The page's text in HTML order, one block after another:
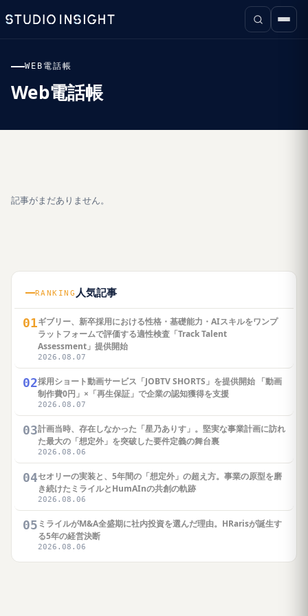
WEB電話帳
Web電話帳
記事がまだありません。
RANKING 人気記事
01ギブリー、新卒採用における性格・基礎能力・AIスキルをワンプ
ラットフォームで評価する適性検査「Track Talent
Assessment」提供開始
2026.08.07
02採用ショート動画サービス「JOBTV SHORTS」を提供開始 「動画
制作費0円」×「再生保証」で企業の認知獲得を支援
2026.08.07
03計画当時、存在しなかった「星乃ありす」。堅実な事業計画に訪れ
た最大の「想定外」を突破した要件定義の舞台裏
2026.08.06
04セオリーの実装と、5年間の「想定外」の超え方。事業の原型を磨
き続けたミライルとHumAInの共創の軌跡
2026.08.06
05 ミライルがM&A全盛期に社内投資を選んだ理由。HRarisが誕生す
る5年の経営決断
2026.08.06